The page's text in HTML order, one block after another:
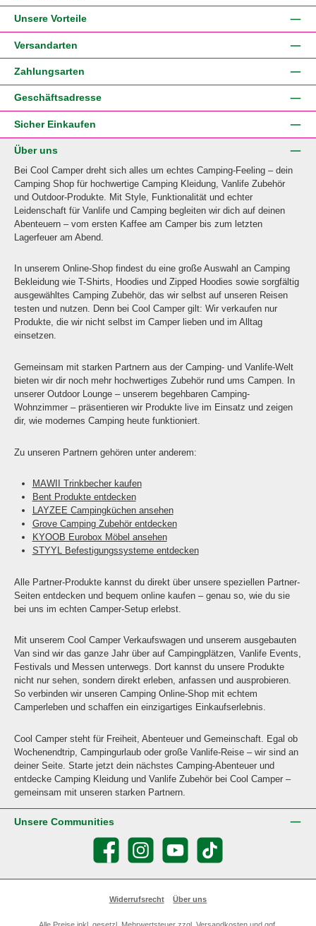
Unsere Vorteile
Versandarten
Zahlungsarten
Geschäftsadresse
Sicher Einkaufen
Über uns
Bei Cool Camper dreht sich alles um echtes Camping-Feeling – dein
Camping Shop für hochwertige Camping Kleidung, Vanlife Zubehör
und Outdoor-Produkte. Mit Style, Funktionalität und echter
Leidenschaft für Vanlife und Camping begleiten wir dich auf deinen
Abenteuern – vom ersten Kaffee am Camper bis zum letzten
Lagerfeuer am Abend.
In unserem Online-Shop findest du eine große Auswahl an Camping
Bekleidung wie T-Shirts, Hoodies und Zipped Hoodies sowie sorgfältig
ausgewähltes Camping Zubehör, das wir selbst auf unseren Reisen
testen und nutzen. Denn bei Cool Camper gilt: Wir verkaufen nur
Produkte, die wir nicht selbst im Camper lieben und im Alltag
einsetzen.
Gemeinsam mit starken Partnern aus der Camping- und Vanlife-Welt
bieten wir dir noch mehr hochwertiges Zubehör rund ums Campen. In
unserer Outdoor Lounge – unserem begehbaren Camping-
Wohnzimmer – präsentieren wir Produkte live im Einsatz und zeigen
dir, wie modernes Camping heute funktioniert.
Zu unseren Partnern gehören unter anderem:
MAWII Trinkbecher kaufen
Bent Produkte entdecken
LAYZEE Campingküchen ansehen
Grove Camping Zubehör entdecken
KYOOB Eurobox Möbel ansehen
STYYL Befestigungssysteme entdecken
Alle Partner-Produkte kannst du direkt über unsere speziellen Partner-
Seiten entdecken und bequem online kaufen – genau so, wie du sie
bei uns im echten Camper-Setup erlebst.
Mit unserem Cool Camper Verkaufswagen und unserem ausgebauten
Van sind wir das ganze Jahr über auf Campingplätzen, Vanlife Events,
Festivals und Messen unterwegs. Dort kannst du unsere Produkte
nicht nur sehen, sondern direkt erleben, anfassen und ausprobieren.
So verbinden wir unseren Camping Online-Shop mit echtem
Camperleben und schaffen ein einzigartiges Einkaufserlebnis.
Cool Camper steht für Freiheit, Abenteuer und Gemeinschaft. Egal ob
Wochenendtrip, Campingurlaub oder große Vanlife-Reise – wir sind an
deiner Seite. Starte jetzt dein nächstes Camping-Abenteuer und
entdecke Camping Kleidung und Vanlife Zubehör bei Cool Camper –
gemeinsam mit unseren starken Partnern.
Unsere Communities
Facebook Instagram YouTube TikTok
Widerrufsrecht Über uns